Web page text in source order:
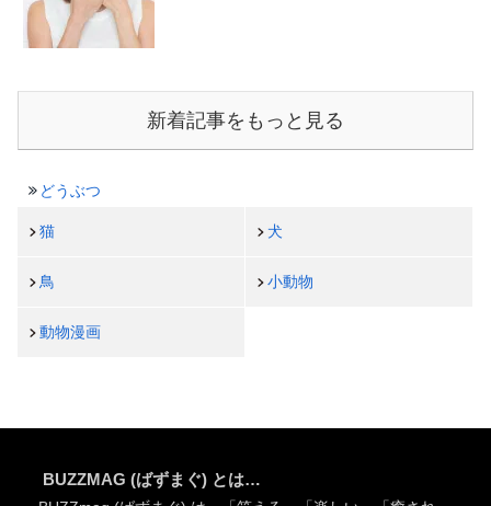
新着記事をもっと見る
どうぶつ
猫 犬
鳥 小動物
動物漫画
BUZZMAG (ばずまぐ) とは…